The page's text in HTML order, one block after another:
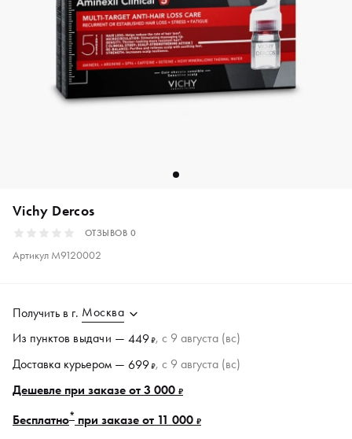
Vichy Dercos
ОТЗЫВОВ 0
Артикул M9120002
Получить в г. Москва
Из пунктов выдачи — 449₽, c 9 августа (вс)
Доставка курьером — 699₽, c 9 августа (вс)
Дешевле при заказе от 3 000 ₽
Бесплатно* при заказе от 11 000 ₽